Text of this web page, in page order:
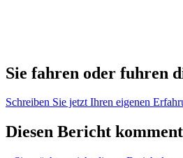
Sie fahren oder fuhren
Schreiben Sie jetzt Ihren eigenen
Diesen Bericht